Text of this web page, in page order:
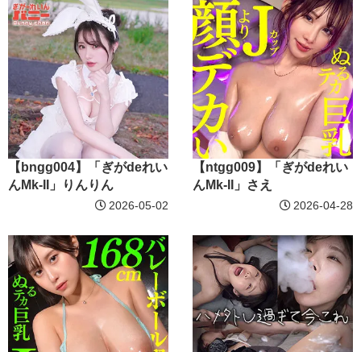
【bngg004】「ぎがdeれい
んMk-II」りんりん
2026-05-02
【ntgg009】「ぎがdeれい
んMk-II」さえ
2026-04-28